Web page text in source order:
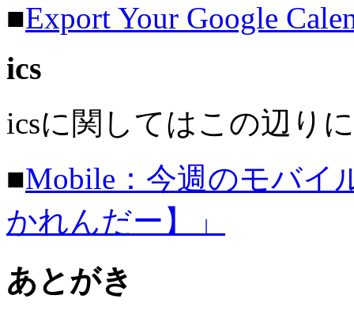
■Export Your Google
ics
icsに関してはこの辺り
■Mobile：今週のモバイ
かれんだー】」
あとがき